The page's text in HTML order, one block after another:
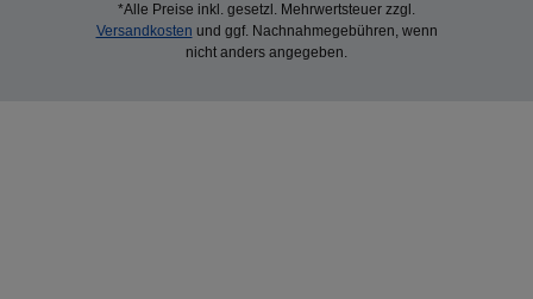
*Alle Preise inkl. gesetzl. Mehrwertsteuer zzgl.
Versandkosten und ggf. Nachnahmegebühren, wenn
nicht anders angegeben.